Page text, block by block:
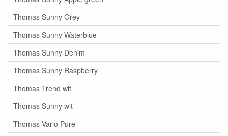
Thomas Sunny Grey
Thomas Sunny Waterblue
Thomas Sunny Denim
Thomas Sunny Raspberry
Thomas Trend wit
Thomas Sunny wit
Thomas Vario Pure